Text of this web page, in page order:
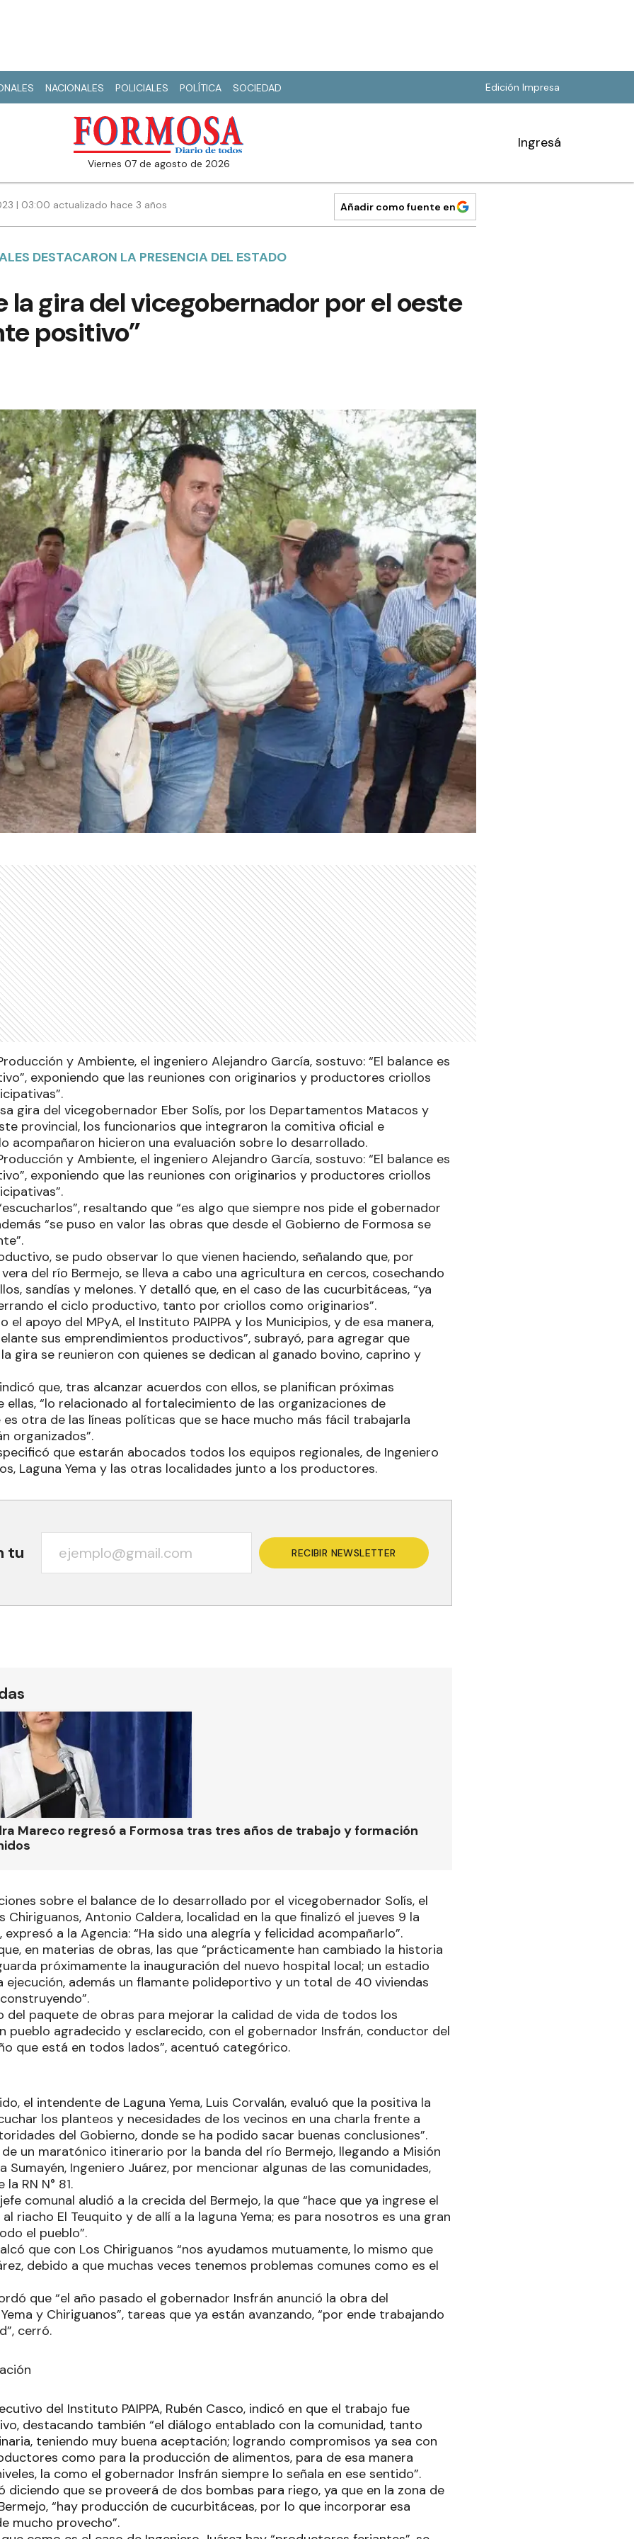
NACIONALES POLICIALES POLÍTICA SOCIEDAD Edición Impresa
viernes 07 de agosto de 2026
Ingresá
| 03:00 actualizado hace 3 años Añadir como fuente en
DESTACARON LA PRESENCIA DEL ESTADO
la gira del vicegobernador por el oeste
positivo”
y Ambiente, el ingeniero Alejandro García, sostuvo: “El balance es
exponiendo que las reuniones con originarios y productores criollos
gira del vicegobernador Eber Solís, por los Departamentos Matacos y
provincial, los funcionarios que integraron la comitiva oficial e
acompañaron hicieron una evaluación sobre lo desarrollado.
y Ambiente, el ingeniero Alejandro García, sostuvo: “El balance es
exponiendo que las reuniones con originarios y productores criollos
resaltando que “es algo que siempre nos pide el gobernador
“se puso en valor las obras que desde el Gobierno de Formosa se
se pudo observar lo que vienen haciendo, señalando que, por
del río Bermejo, se lleva a cabo una agricultura en cercos, cosechando
sandías y melones. Y detalló que, en el caso de las cucurbitáceas, “ya
el ciclo productivo, tanto por criollos como originarios”.
el apoyo del MPyA, el Instituto PAIPPA y los Municipios, y de esa manera,
sus emprendimientos productivos”, subrayó, para agregar que
gira se reunieron con quienes se dedican al ganado bovino, caprino y
que, tras alcanzar acuerdos con ellos, se planifican próximas
ellas, “lo relacionado al fortalecimiento de las organizaciones de
otra de las líneas políticas que se hace mucho más fácil trabajarla
organizados”.
que estarán abocados todos los equipos regionales, de Ingeniero
Laguna Yema y las otras localidades junto a los productores.
tu RECIBIR NEWSLETTER
Mareco regresó a Formosa tras tres años de trabajo y formación
sobre el balance de lo desarrollado por el vicegobernador Solís, el
Chiriguanos, Antonio Caldera, localidad en la que finalizó el jueves 9 la
a la Agencia: “Ha sido una alegría y felicidad acompañarlo”.
en materias de obras, las que “prácticamente han cambiado la historia
próximamente la inauguración del nuevo hospital local; un estadio
ejecución, además un flamante polideportivo y un total de 40 viviendas
del paquete de obras para mejorar la calidad de vida de todos los
pueblo agradecido y esclarecido, con el gobernador Insfrán, conductor del
que está en todos lados”, acentuó categórico.
el intendente de Laguna Yema, Luis Corvalán, evaluó que la positiva la
los planteos y necesidades de los vecinos en una charla frente a
del Gobierno, donde se ha podido sacar buenas conclusiones”.
un maratónico itinerario por la banda del río Bermejo, llegando a Misión
Sumayén, Ingeniero Juárez, por mencionar algunas de las comunidades,
RN N° 81.
comunal aludió a la crecida del Bermejo, la que “hace que ya ingrese el
riacho El Teuquito y de allí a la laguna Yema; es para nosotros es una gran
el pueblo”.
que con Los Chiriguanos “nos ayudamos mutuamente, lo mismo que
debido a que muchas veces tenemos problemas comunes como es el
que “el año pasado el gobernador Insfrán anunció la obra del
y Chiriguanos”, tareas que ya están avanzando, “por ende trabajando
cerró.
del Instituto PAIPPA, Rubén Casco, indicó en que el trabajo fue
destacando también “el diálogo entablado con la comunidad, tanto
teniendo muy buena aceptación; logrando compromisos ya sea con
como para la producción de alimentos, para de esa manera
la como el gobernador Insfrán siempre lo señala en ese sentido”.
diciendo que se proveerá de dos bombas para riego, ya que en la zona de
“hay producción de cucurbitáceas, por lo que incorporar esa
mucho provecho”.